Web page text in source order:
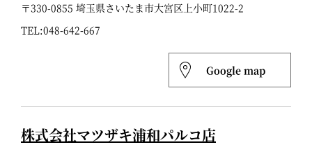
〒330-0855 埼玉県さいたま市大宮区上小町1022-2
TEL:048-642-667
Google map
株式会社マツザキ浦和パルコ店